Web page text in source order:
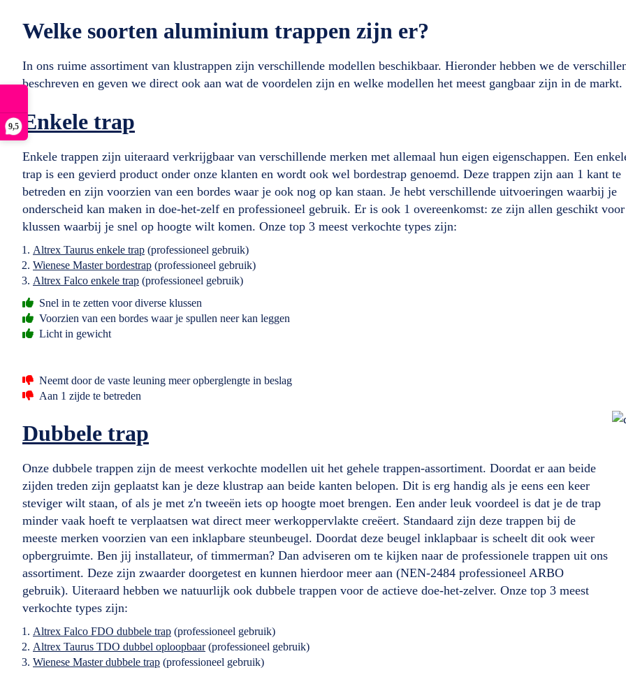
9,5
Welke soorten aluminium trappen zijn er?
In ons ruime assortiment van klustrappen zijn verschillende modellen beschikbaar. Hieronder hebben we de
beschreven en geven we direct ook aan wat de voordelen zijn en welke modellen het meest gangbaar zijn in de markt.
Enkele trap
Enkele trappen zijn uiteraard verkrijgbaar van verschillende merken met allemaal hun eigen eigenschappen. Een
trap is een gevierd product onder onze klanten en wordt ook wel bordestrap genoemd. Deze trappen zijn aan 1 kant te
betreden en zijn voorzien van een bordes waar je ook nog op kan staan. Je hebt verschillende uitvoeringen waarbij je
onderscheid kan maken in doe-het-zelf en professioneel gebruik. Er is ook 1 overeenkomst: ze zijn allen geschikt voor
klussen waarbij je snel op hoogte wilt komen. Onze top 3 meest verkochte types zijn:
Altrex Taurus enkele trap (professioneel gebruik)
Wienese Master bordestrap (professioneel gebruik)
Altrex Falco enkele trap (professioneel gebruik)
Snel in te zetten voor diverse klussen
Voorzien van een bordes waar je spullen neer kan leggen
Licht in gewicht
Neemt door de vaste leuning meer opberglengte in beslag
Aan 1 zijde te betreden
Dubbele trap
Onze dubbele trappen zijn de meest verkochte modellen uit het gehele trappen-assortiment. Doordat er aan beide
zijden treden zijn geplaatst kan je deze klustrap aan beide kanten belopen. Dit is erg handig als je eens een keer
steviger wilt staan, of als je met z'n tweeën iets op hoogte moet brengen. Een ander leuk voordeel is dat je de trap
minder vaak hoeft te verplaatsen wat direct meer werkoppervlakte creëert. Standaard zijn deze trappen bij de
meeste merken voorzien van een inklapbare steunbeugel. Doordat deze beugel inklapbaar is scheelt dit ook weer
opbergruimte. Ben jij installateur, of timmerman? Dan adviseren om te kijken naar de professionele trappen uit ons
assortiment. Deze zijn zwaarder doorgetest en kunnen hierdoor meer aan (NEN-2484 professioneel ARBO
gebruik). Uiteraard hebben we natuurlijk ook dubbele trappen voor de actieve doe-het-zelver. Onze top 3 meest
verkochte types zijn:
Altrex Falco FDO dubbele trap (professioneel gebruik)
Altrex Taurus TDO dubbel oploopbaar(professioneel gebruik)
Wienese Master dubbele trap (professioneel gebruik)